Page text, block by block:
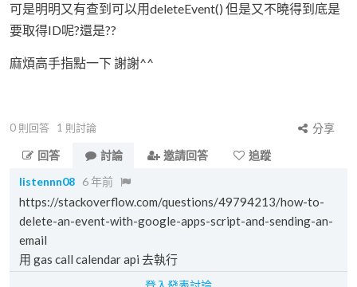
可是明明又有查到可以用deleteEvent() 但是又不曉得到底是
要取得ID呢?還是??
麻煩高手指點一下 謝謝^^
0 則回答 1 則討論
分享
回答
討論 邀請回答
追蹤
listennn08 6 年前
https://stackoverflow.com/questions/49794213/how-to-
delete-an-event-with-google-apps-script-and-sending-an-
email
用 gas call calendar api 去執行